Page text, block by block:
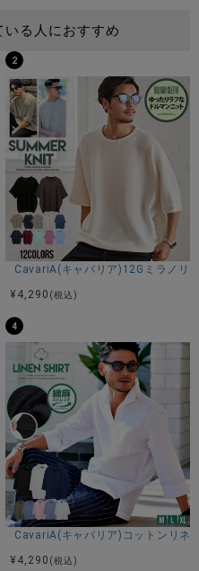
にCavariA【キャバリア】
し、着た瞬間にひんやりと
マーニット。
涼感のある着心地が魅力の
ル仕様で、ご自宅で簡単に
使いにも適した実用性の高
せたオーバーサイズ設計。
の細かいハイゲージ編みに
品で洗練された印象に仕上
いる人におすすめ
スーパーストレッチバンドカラー
2
CavariA(キャバリア)12Gミラノリ
¥ 4,290 (税込)
Tシャツ/全4色
4
CavariA(キャバリア)コットンリネ
¥ 4,290 (税込)